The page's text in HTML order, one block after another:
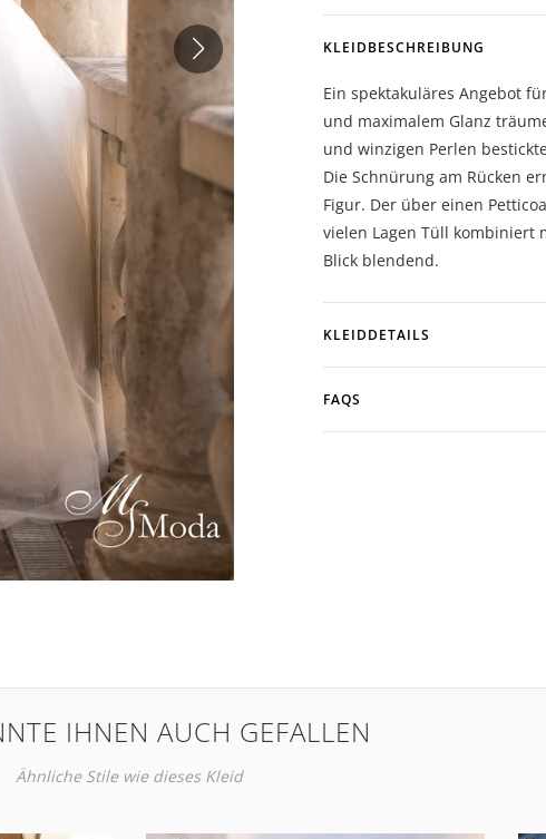
KLEIDBESCHREIBUNG
Ein spektakuläres Angebot
und maximalem Glanz
und winzigen Perlen
Die Schnürung am Rücken
Figur. Der über einen
vielen Lagen Tüll kombiniert
Blick blendend.
KLEIDDETAILS
FAQS
IHNEN AUCH GEFALLEN
Ähnliche Stile wie dieses Kleid